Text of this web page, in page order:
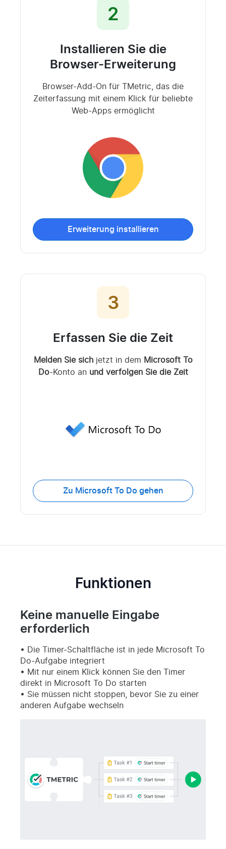
2
Installieren Sie die
Browser-Erweiterung
Browser-Add-On für TMetric, das die
Zeiterfassung mit einem Klick für beliebte
Web-Apps ermöglicht
Erweiterung installieren
3
Erfassen Sie die Zeit
Melden Sie sichjetzt in dem Microsoft To
Do-Konto an und verfolgen Sie die Zeit
Zu Microsoft To Do gehen
Funktionen
Keine manuelle Eingabe
erforderlich
Die Timer-Schaltfläche ist in jede Microsoft To
Do-Aufgabe integriert
Mit nur einem Klick können Sie den Timer
direkt in Microsoft To Do starten
Sie müssen nicht stoppen, bevor Sie zu einer
anderen Aufgabe wechseln